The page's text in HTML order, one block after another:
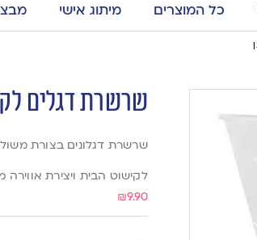
כל המוצרים מיתוג אישי
שרשרת דגלים לקישוט
שרשרת דגלונים בצורת
לקישוט הבית ויצירת אווירה
₪9.90